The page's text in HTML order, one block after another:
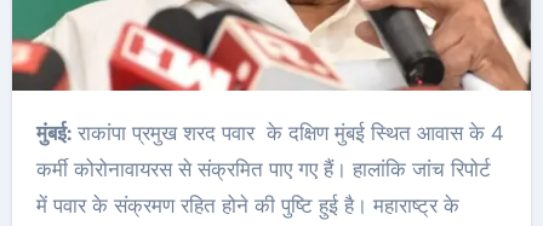
मुंबई:राकांपा प्रमुख शरद पवार के दक्षिण मुंबई स्थित आवास के 4
कर्मी कोरोनावायरस से संक्रमित पाए गए हैं। हालांकि जांच रिपोर्ट
में पवार के संक्रमण रहित होने की पुष्टि हुई है। महाराष्ट्र के